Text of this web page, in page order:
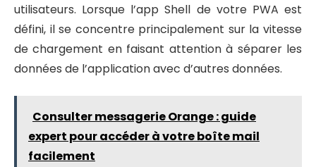
utilisateurs. Lorsque l’app Shell de votre PWA est
défini, il se concentre principalement sur la vitesse
de chargement en faisant attention à séparer les
données de l’application avec d’autres données.
Consulter messagerie Orange : guide
expert pour accéder à votre boîte mail
facilement